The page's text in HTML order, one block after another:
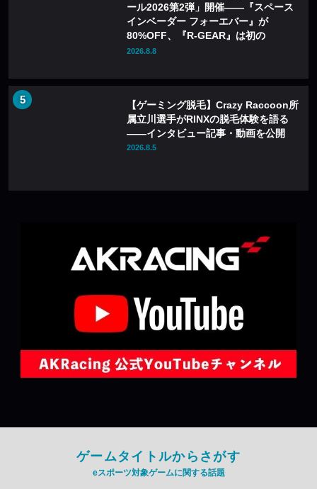
ール2026第2弾」開催——『スペース
インベーダー フォーエバー』が
80%OFF、『R-GEAR』は初の
77%OFFに
2026.8.8
【ゲーミング脱毛】Crazy Raccoon所
属立川選手がRINXの脱毛体験を語る
——インタビュー記事・動画を公開
2026.8.5
ゲームタイトルからさがす
eスポーツ対象ゲームに関する話題